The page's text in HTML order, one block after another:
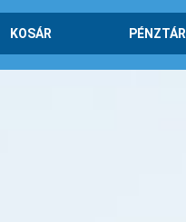
KOSÁR PÉNZTÁR